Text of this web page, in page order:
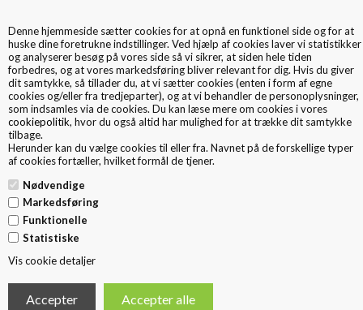
Denne hjemmeside sætter cookies for at opnå en funktionel side og for at
huske dine foretrukne indstillinger. Ved hjælp af cookies laver vi statistikker
og analyserer besøg på vores side så vi sikrer, at siden hele tiden
forbedres, og at vores markedsføring bliver relevant for dig. Hvis du giver
dit samtykke, så tillader du, at vi sætter cookies (enten i form af egne
cookies og/eller fra tredjeparter), og at vi behandler de personoplysninger,
som indsamles via de cookies. Du kan læse mere om cookies i vores
cookiepolitik, hvor du også altid har mulighed for at trække dit samtykke
tilbage.
Herunder kan du vælge cookies til eller fra. Navnet på de forskellige typer
af cookies fortæller, hvilket formål de tjener.
Nødvendige
Markedsføring
Funktionelle
Statistiske
Vis cookie detaljer
0
< Tilbage
T-SHIRT TASKE XL